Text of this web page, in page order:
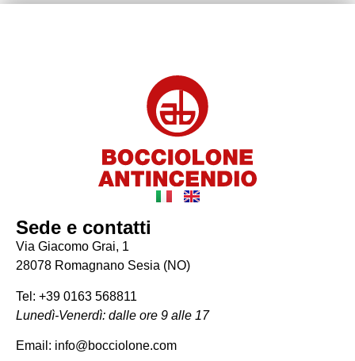
Sede e contatti
Via Giacomo Grai, 1
28078 Romagnano Sesia (NO)
Tel: +39 0163 568811
Lunedì-Venerdì: dalle ore 9 alle 17
Email: info@bocciolone.com